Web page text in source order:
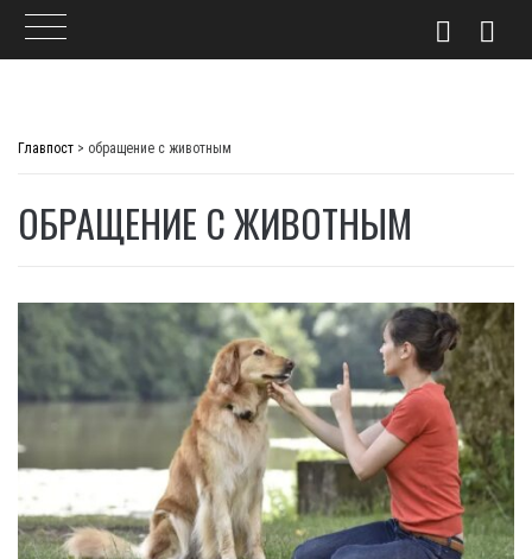
Главпост > обращение с животным
ОБРАЩЕНИЕ С ЖИВОТНЫМ